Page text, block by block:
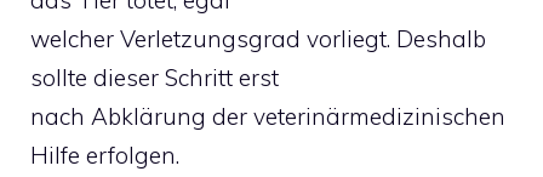
welcher Verletzungsgrad vorliegt. Deshalb
sollte dieser Schritt erst
nach Abklärung der veterinärmedizinischen
Hilfe erfolgen.